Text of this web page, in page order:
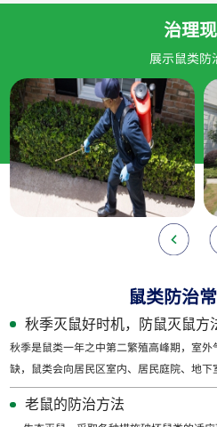
治理
展示鼠类防
鼠类防治
秋季灭鼠好时机，防鼠灭鼠方
秋季是鼠类一年之中第二繁殖高峰期，室
缺，鼠类会向居民区室内、居民庭院、地
导致室内环境鼠类密度明显上升，因此秋
灭鼠工作，可有效降低居民区室内居...
老鼠的防治方法